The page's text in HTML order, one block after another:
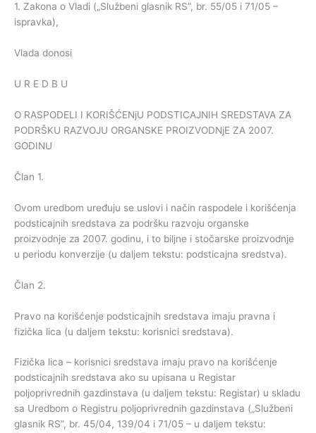
1. Zakona o Vladi („Službeni glasnik RS”, br. 55/05 i 71/05 –
ispravka),
Vlada donosi
U R E D B U
O RASPODELI I KORIŠĆENjU PODSTICAJNIH SREDSTAVA ZA
PODRŠKU RAZVOJU ORGANSKE PROIZVODNjE ZA 2007.
GODINU
Član 1.
Ovom uredbom uređuju se uslovi i način raspodele i korišćenja
podsticajnih sredstava za podršku razvoju organske
proizvodnje za 2007. godinu, i to biljne i stočarske proizvodnje
u periodu konverzije (u daljem tekstu: podsticajna sredstva).
Član 2.
Pravo na korišćenje podsticajnih sredstava imaju pravna i
fizička lica (u daljem tekstu: korisnici sredstava).
Fizička lica – korisnici sredstava imaju pravo na korišćenje
podsticajnih sredstava ako su upisana u Registar
poljoprivrednih gazdinstava (u daljem tekstu: Registar) u skladu
sa Uredbom o Registru poljoprivrednih gazdinstava („Službeni
glasnik RS”, br. 45/04, 139/04 i 71/05 – u daljem tekstu: